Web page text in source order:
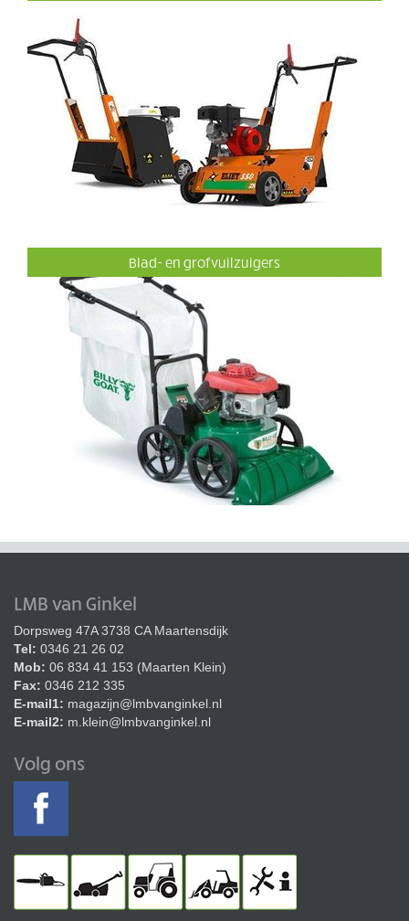
Blad- en grofvuilzuigers
LMB van Ginkel
Dorpsweg 47A 3738 CA Maartensdijk
Tel: 0346 21 26 02
Mob: 06 834 41 153 (Maarten Klein)
Fax: 0346 212 335
E-mail1: magazijn@lmbvanginkel.nl
E-mail2: m.klein@lmbvanginkel.nl
Volg ons